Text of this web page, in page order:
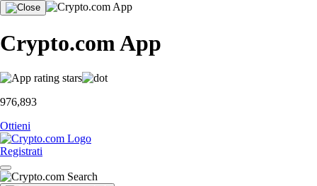
Crypto.com App
976,893
Ottieni
Registrati